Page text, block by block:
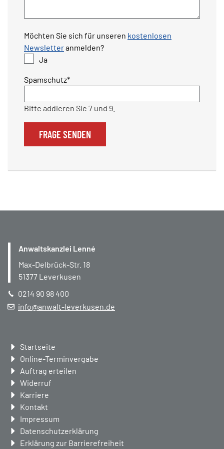
Möchten Sie sich für unseren kostenlosen
Newsletteranmelden?
Ja
Pflichtfeld
Spamschutz*
Bitte addieren Sie 7 und 9.
FRAGE SENDEN
Anwaltskanzlei Lenné
Max-Delbrück-Str. 18
51377 Leverkusen
0214 90 98 400
info@anwalt-leverkusen.de
Navigation
überspringen
Startseite
Online-Terminvergabe
Auftrag erteilen
Widerruf
Karriere
Kontakt
Impressum
Datenschutzerklärung
Erklärung zur Barrierefreiheit